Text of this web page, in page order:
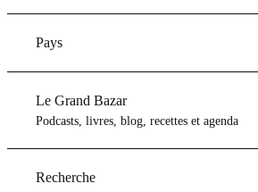
Pays
Le Grand Bazar
Podcasts, livres, blog, recettes et agenda
Recherche